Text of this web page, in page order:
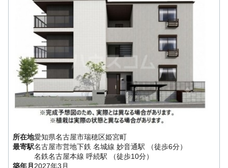
所在地愛知県名古屋市瑞穂区姫宮町
最寄駅名古屋市営地下鉄 名城線 妙音通駅
（徒歩6分）
名鉄名古屋本線 呼続駅
（徒歩10分）
築年月 2027年3月